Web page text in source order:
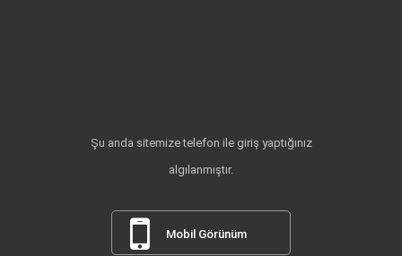
Şu anda sitemize telefon ile giriş yaptığınız
algılanmıştır.
Mobil Görünüm